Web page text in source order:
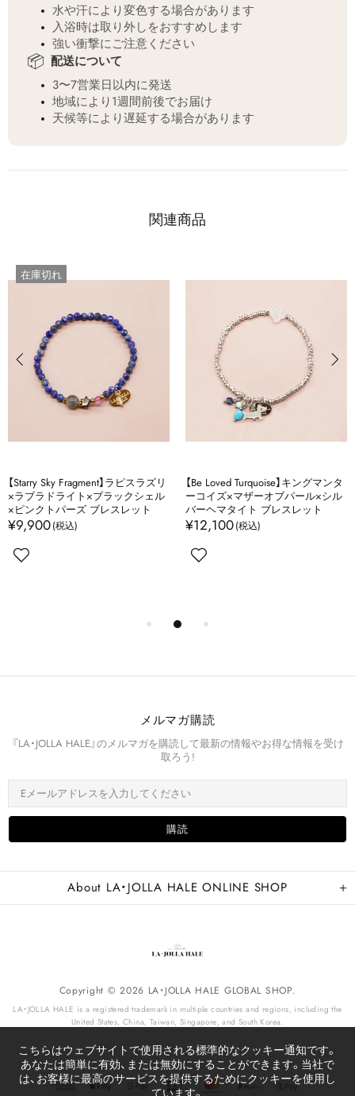
水や汗により変色する場合があります
入浴時は取り外しをおすすめします
強い衝撃にご注意ください
📦 配送について
3〜7営業日以内に発送
地域により1週間前後でお届け
天候等により遅延する場合があります
関連商品
在庫切れ
【Starry Sky Fragment】ラピスラズリ
×ラブラドライト×ブラックシェル
×ピンクトパーズ ブレスレット
¥9,900
【Be Loved Turquoise】キングマンタ
ーコイズ×マザーオブパール×シル
バーヘマタイト ブレスレット
¥12,100
About LA・JOLLA HALE ONLINE SHOP
メルマガ購読
『LA・JOLLA HALE』のメルマガを購読して最新の情報やお得な情報を受け
取ろう!
Copyright © 2026 LA・JOLLA HALE GLOBAL SHOP.
LA・JOLLA HALE is a registered trademark in multiple countries and regions, including the
United States, China, Taiwan, Singapore, and South Korea.
こちらはウェブサイトで使用される標準的なクッキー通知です。
あなたは簡単に有効、または無効にすることができます。当社で
は、お客様に最高のサービスを提供するためにクッキーを使用し
ています。